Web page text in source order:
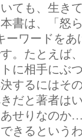
ても、生き
書は、「怒
ーワードを
。たとえば
に相手にぶ
するにはそ
だと著者は
せりなの
きるという